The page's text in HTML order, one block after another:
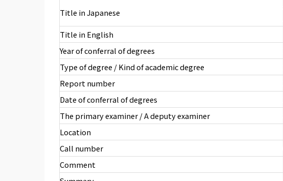
Title in Japanese
Title in English
Year of conferral of degrees
Type of degree / Kind of academic degree
Report number
Date of conferral of degrees
The primary examiner / A deputy examiner
Location
Call number
Comment